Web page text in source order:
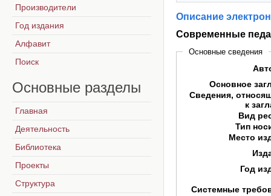
Описание
Современные
Основные сведения
Основное
Сведения,
к
Вид
Тип
Место
Год
Системные
Производители
Год издания
Алфавит
Поиск
Основные разделы
Главная
Деятельность
Библиотека
Проекты
Структура